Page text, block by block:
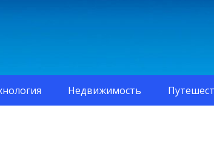
Недвижимость